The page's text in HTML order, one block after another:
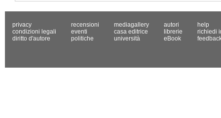
privacy
condizioni legali
diritto d'autore
recensioni
eventi
politiche
mediagallery
casa editrice
università
autori
librerie
eBook
help
richiedi